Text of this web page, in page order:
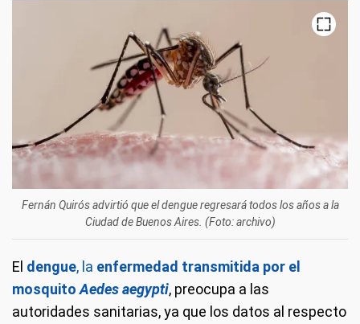
Fernán Quirós advirtió que el dengue regresará todos los años a la
Ciudad de Buenos Aires. (Foto: archivo)
El dengue, la enfermedad transmitida por el
mosquitoAedes aegypti, preocupa a las
autoridades sanitarias, ya que los datos al respecto